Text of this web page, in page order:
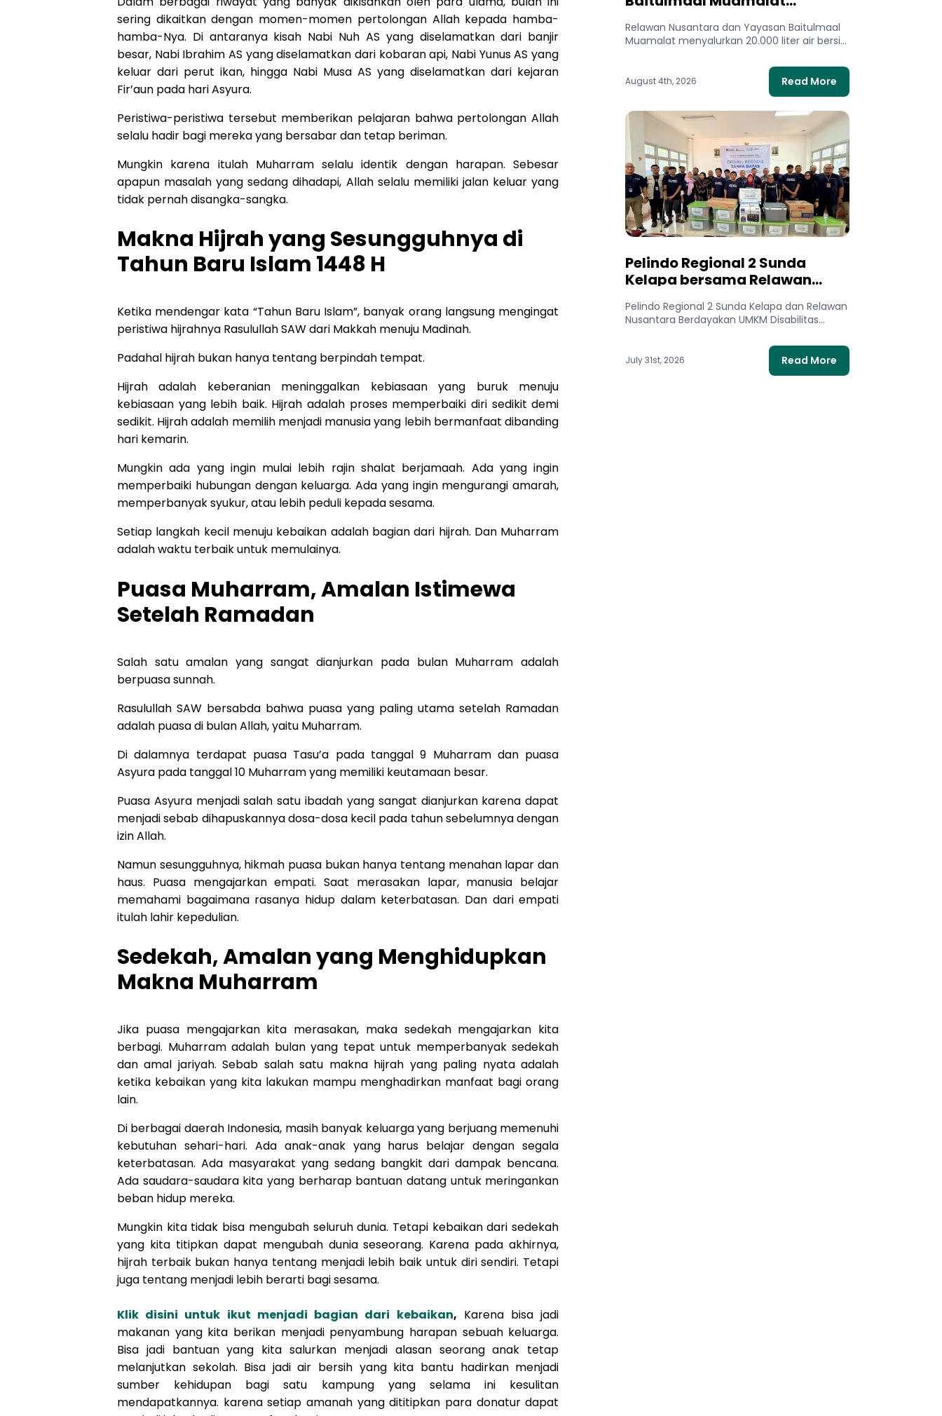
sering dikaitkan dengan momen-momen pertolongan Allah kepada hamba-
hamba-Nya. Di antaranya kisah Nabi Nuh AS yang diselamatkan dari banjir
besar, Nabi Ibrahim AS yang diselamatkan dari kobaran api, Nabi Yunus AS yang
keluar dari perut ikan, hingga Nabi Musa AS yang diselamatkan dari kejaran
Fir’aun pada hari Asyura.
Peristiwa-peristiwa tersebut memberikan pelajaran bahwa pertolongan Allah
selalu hadir bagi mereka yang bersabar dan tetap beriman.
Mungkin karena itulah Muharram selalu identik dengan harapan. Sebesar
apapun masalah yang sedang dihadapi, Allah selalu memiliki jalan keluar yang
tidak pernah disangka-sangka.
Makna Hijrah yang Sesungguhnya di
Tahun Baru Islam 1448 H
Ketika mendengar kata “Tahun Baru Islam”, banyak orang langsung mengingat
peristiwa hijrahnya Rasulullah SAW dari Makkah menuju Madinah.
Padahal hijrah bukan hanya tentang berpindah tempat.
Hijrah adalah keberanian meninggalkan kebiasaan yang buruk menuju
kebiasaan yang lebih baik. Hijrah adalah proses memperbaiki diri sedikit demi
sedikit. Hijrah adalah memilih menjadi manusia yang lebih bermanfaat dibanding
hari kemarin.
Mungkin ada yang ingin mulai lebih rajin shalat berjamaah. Ada yang ingin
memperbaiki hubungan dengan keluarga. Ada yang ingin mengurangi amarah,
memperbanyak syukur, atau lebih peduli kepada sesama.
Setiap langkah kecil menuju kebaikan adalah bagian dari hijrah. Dan Muharram
adalah waktu terbaik untuk memulainya.
Puasa Muharram, Amalan Istimewa
Setelah Ramadan
Salah satu amalan yang sangat dianjurkan pada bulan Muharram adalah
berpuasa sunnah.
Rasulullah SAW bersabda bahwa puasa yang paling utama setelah Ramadan
adalah puasa di bulan Allah, yaitu Muharram.
Di dalamnya terdapat puasa Tasu’a pada tanggal 9 Muharram dan puasa
Asyura pada tanggal 10 Muharram yang memiliki keutamaan besar.
Puasa Asyura menjadi salah satu ibadah yang sangat dianjurkan karena dapat
menjadi sebab dihapuskannya dosa-dosa kecil pada tahun sebelumnya dengan
izin Allah.
Namun sesungguhnya, hikmah puasa bukan hanya tentang menahan lapar dan
haus. Puasa mengajarkan empati. Saat merasakan lapar, manusia belajar
memahami bagaimana rasanya hidup dalam keterbatasan. Dan dari empati
itulah lahir kepedulian.
Sedekah, Amalan yang Menghidupkan
Makna Muharram
Jika puasa mengajarkan kita merasakan, maka sedekah mengajarkan kita
berbagi. Muharram adalah bulan yang tepat untuk memperbanyak sedekah
dan amal jariyah. Sebab salah satu makna hijrah yang paling nyata adalah
ketika kebaikan yang kita lakukan mampu menghadirkan manfaat bagi orang
lain.
Di berbagai daerah Indonesia, masih banyak keluarga yang berjuang memenuhi
kebutuhan sehari-hari. Ada anak-anak yang harus belajar dengan segala
keterbatasan. Ada masyarakat yang sedang bangkit dari dampak bencana.
Ada saudara-saudara kita yang berharap bantuan datang untuk meringankan
beban hidup mereka.
Mungkin kita tidak bisa mengubah seluruh dunia. Tetapi kebaikan dari sedekah
yang kita titipkan dapat mengubah dunia seseorang. Karena pada akhirnya,
hijrah terbaik bukan hanya tentang menjadi lebih baik untuk diri sendiri. Tetapi
juga tentang menjadi lebih berarti bagi sesama.
Klik disini untuk ikut menjadi bagian dari kebaikan, Karena bisa jadi
makanan yang kita berikan menjadi penyambung harapan sebuah keluarga.
Bisa jadi bantuan yang kita salurkan menjadi alasan seorang anak tetap
melanjutkan sekolah. Bisa jadi air bersih yang kita bantu hadirkan menjadi
sumber kehidupan bagi satu kampung yang selama ini kesulitan
mendapatkannya. karena setiap amanah yang dititipkan para donatur dapat
untuk Gaza Utara
Relawan Nusantara dan Yayasan Baitulmaal
Muamalat menyalurkan 20.000 liter air bersih
August 4th, 2026 Read More
Pelindo Regional 2 Sunda
Kelapa bersama Relawan
Program Difabel Berdaya
Tanpa Batas untuk
Mendukung UMKM Disabilitas
Pelindo Regional 2 Sunda Kelapa dan Relawan
Nusantara Berdayakan UMKM Disabilitas
July 31st, 2026 Read More